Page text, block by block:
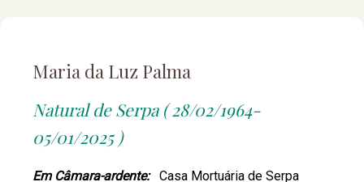
Maria da Luz Palma
Natural de Serpa ( 28/02/1964-
05/01/2025 )
Em Câmara-ardente: Casa Mortuária de Serpa